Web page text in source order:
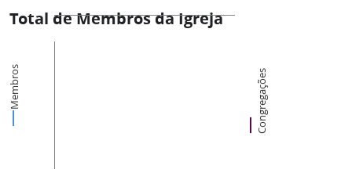
Total de Membros da Igreja
Membros Congregações